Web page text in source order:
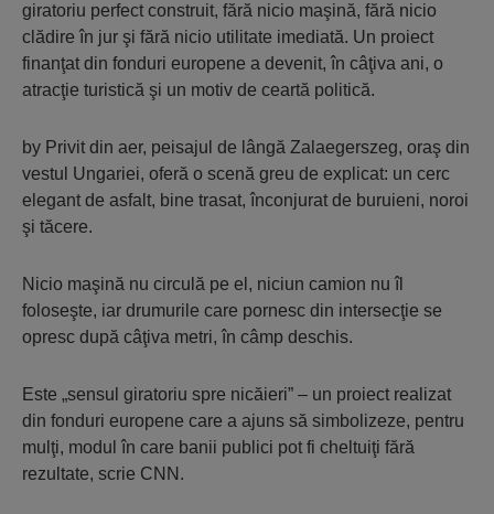
giratoriu perfect construit, fără nicio maşină, fără nicio
clădire în jur şi fără nicio utilitate imediată. Un proiect
finanţat din fonduri europene a devenit, în câţiva ani, o
atracţie turistică şi un motiv de ceartă politică.
by Privit din aer, peisajul de lângă Zalaegerszeg, oraş din
vestul Ungariei, oferă o scenă greu de explicat: un cerc
elegant de asfalt, bine trasat, înconjurat de buruieni, noroi
şi tăcere.
Nicio maşină nu circulă pe el, niciun camion nu îl
foloseşte, iar drumurile care pornesc din intersecţie se
opresc după câţiva metri, în câmp deschis.
Este „sensul giratoriu spre nicăieri” – un proiect realizat
din fonduri europene care a ajuns să simbolizeze, pentru
mulţi, modul în care banii publici pot fi cheltuiţi fără
rezultate, scrie CNN.